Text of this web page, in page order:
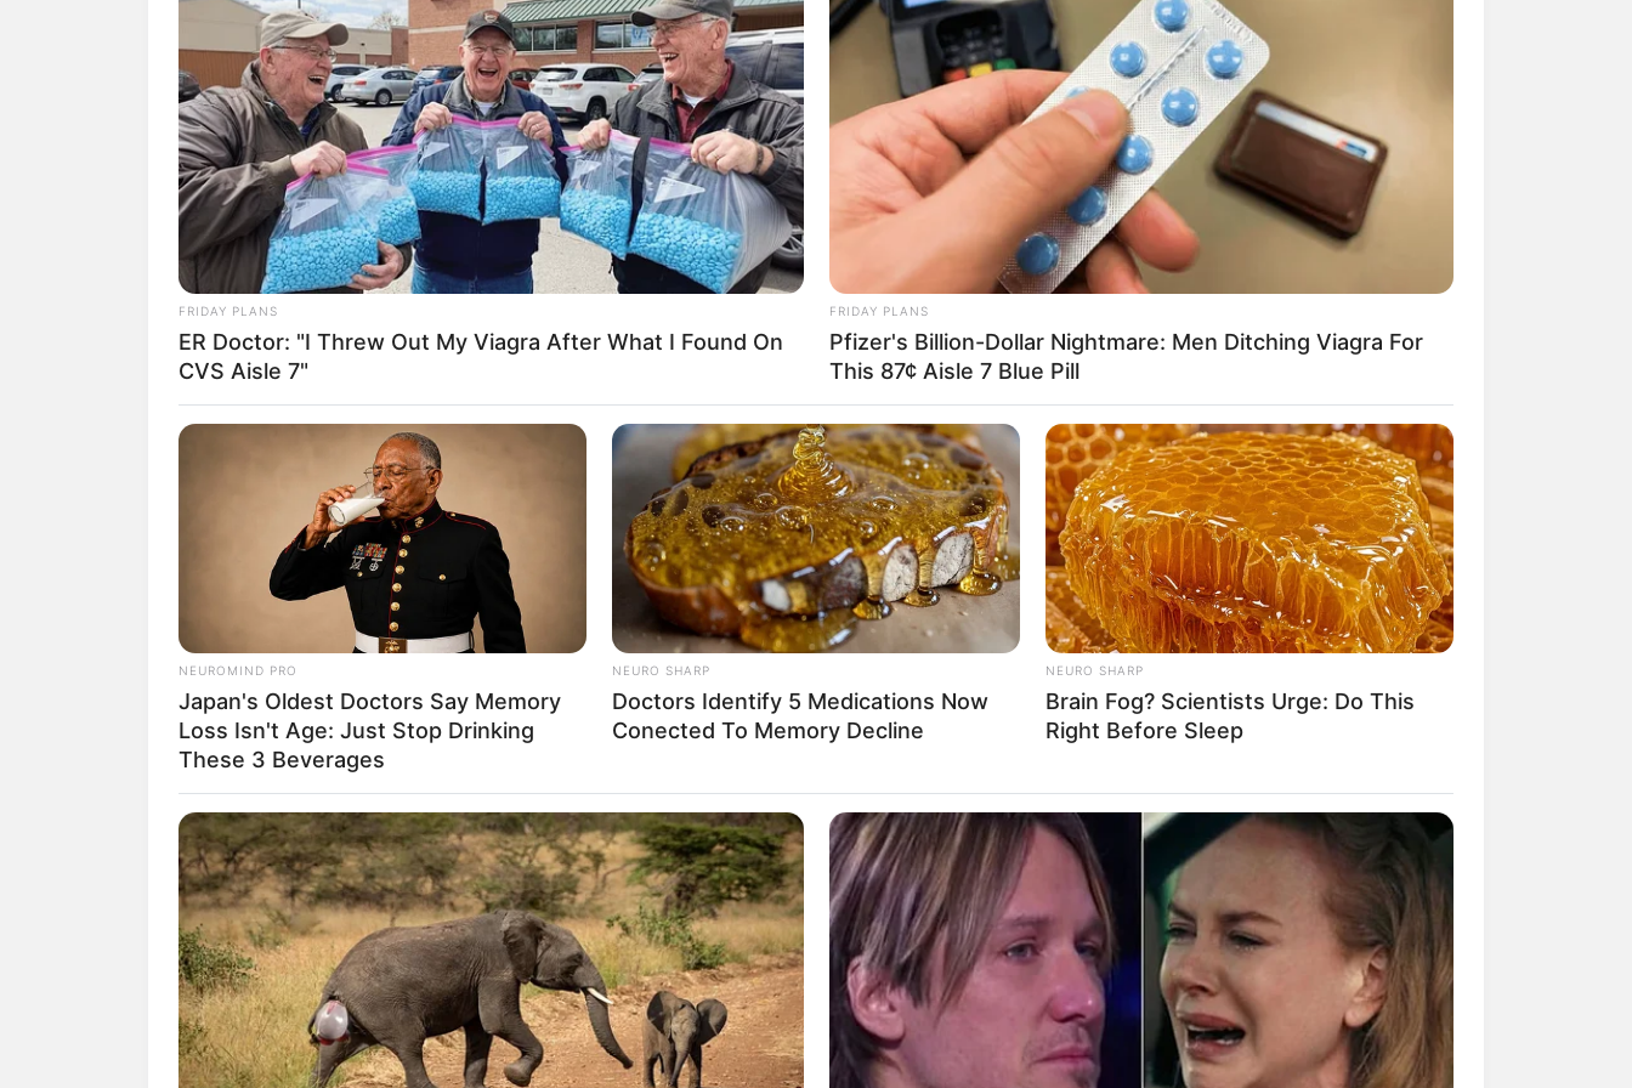
FRIDAY PLANS
ER Doctor: "I Threw Out My Viagra After What I Found On
CVS Aisle 7"
FRIDAY PLANS
Pfizer's Billion-Dollar Nightmare: Men Ditching Viagra For
This 87¢ Aisle 7 Blue Pill
NEUROMIND PRO
Japan's Oldest Doctors Say Memory
Loss Isn't Age: Just Stop Drinking
These 3 Beverages
NEURO SHARP
Doctors Identify 5 Medications Now
Conected To Memory Decline
NEURO SHARP
Brain Fog? Scientists Urge: Do This
Right Before Sleep